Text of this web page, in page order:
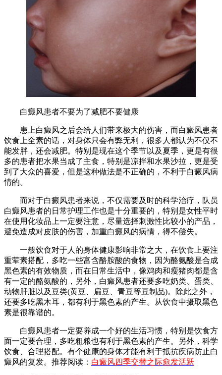
白癜风患者不要为了减肥不要健康
患上白癜风之后会给人们带来极大的伤害，而白癜风患者
饮食上全素的话，对身体只会有弊无利，很多人都认为不仅不
能发胖，还会减肥。特别是现在这个季节以及夏季，更是有很
多的患者把水果当成了主食，特别是凉拌和水果沙拉，更是受
到了大众的喜爱，但是这种做法是不正确的，不利于白癜风病
情的。
而对于白癜风患者来说，不仅需要及时的科学治疗，队员
白癜风患者的日常护理工作也是十分重要的，特别是女性平时
在使用化妆品上一定要注意，尽量选择刺激性比较小的产品，
避免造成对皮肤的伤害，加重白癜风的病情，得不偿失。
一般饮食对于人的身体健康影响非常之大，在饮食上要注
重荤素搭配，多吃一些富含酪胺酸的食物，因为酪氨酸是合成
黑色素的有效物质，而在日常生活中，像鸡肉和瘦猪肉都是含
有一定的酪氨酸的，另外，白癜风患者还要多吃奶类、蛋类、
动物肝脏以及豆类(黄豆、扁豆、青豆等豆制品)。除此之外，
还要多吃黑木耳，都有利于黑色素的产生。从饮食中摄取黑色
素是很靠谱的。
白癜风患者一定要养成一个好的生活习惯，特别是饮食方
面一定要合理，多吃粗粮也有利于黑色素的产生。另外，科学
饮食、合理搭配。有个健康的身体才能有利于抵抗疾病防止白
癜风的复发。推荐阅读： 白癜风四季交替之际愈发活跃